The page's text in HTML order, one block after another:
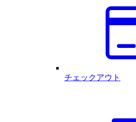
チェックアウト